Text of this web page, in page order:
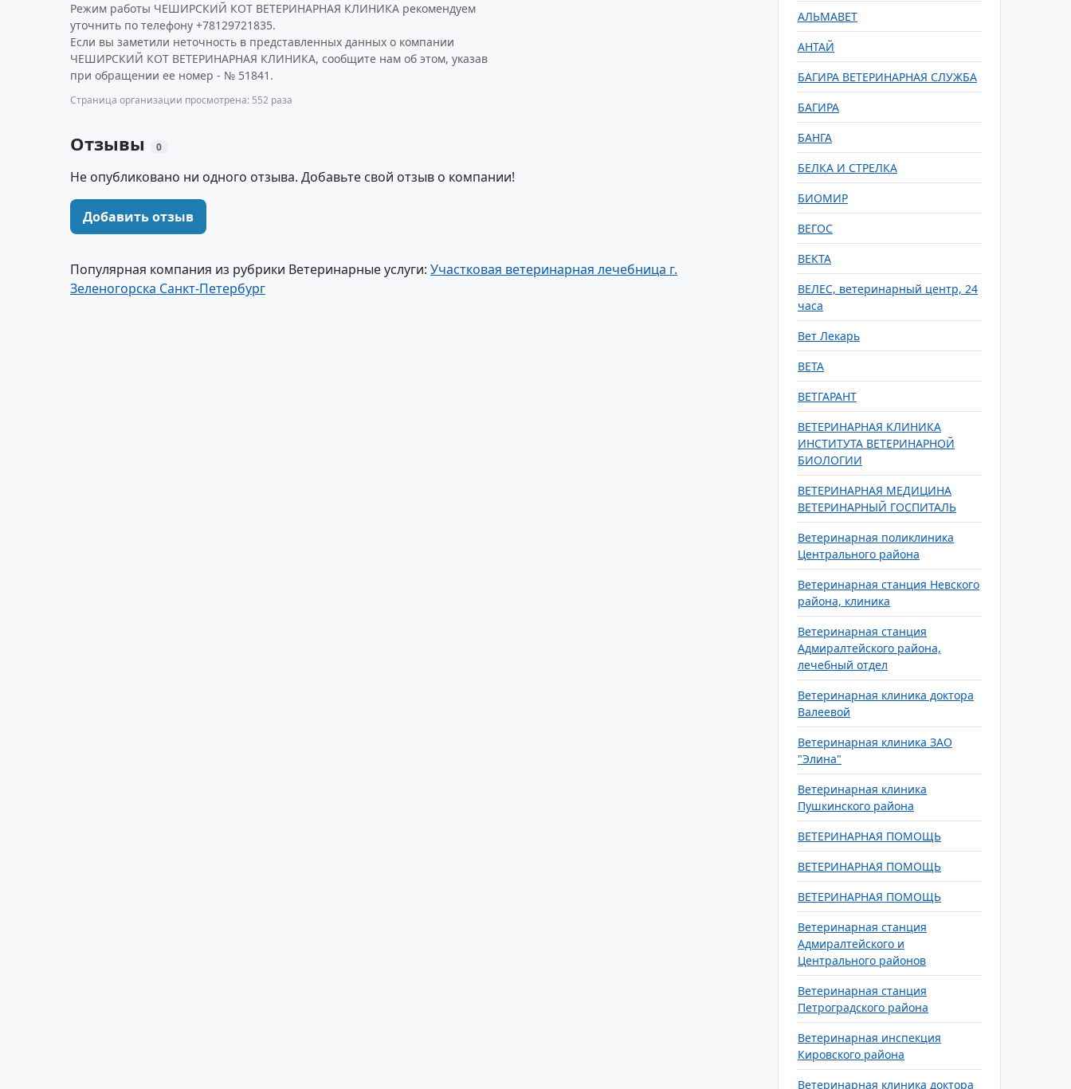
Режим работы ЧЕШИРСКИЙ КОТ ВЕТЕРИНАРНАЯ КЛИНИКА рекомендуем
уточнить по телефону +78129721835.
Если вы заметили неточность в представленных данных о компании
ЧЕШИРСКИЙ КОТ ВЕТЕРИНАРНАЯ КЛИНИКА, сообщите нам об этом, указав
при обращении ее номер - № 51841.
Страница организации просмотрена: 552 раза
Отзывы 0
Не опубликовано ни одного отзыва. Добавьте свой отзыв о компании!
Добавить отзыв
Популярная компания из рубрики Ветеринарные услуги: Участковая ветеринарная лечебница г.
Зеленогорска Санкт-Петербург
АЛЬМАВЕТ
АНТАЙ
БАГИРА ВЕТЕРИНАРНАЯ СЛУЖБА
БАГИРА
БАНГА
БЕЛКА И СТРЕЛКА
БИОМИР
ВЕГОС
ВЕКТА
ВЕЛЕС, ветеринарный центр, 24
часа
Вет Лекарь
ВЕТА
ВЕТГАРАНТ
ВЕТЕРИНАРНАЯ КЛИНИКА
ИНСТИТУТА ВЕТЕРИНАРНОЙ
БИОЛОГИИ
ВЕТЕРИНАРНАЯ МЕДИЦИНА
ВЕТЕРИНАРНЫЙ ГОСПИТАЛЬ
Ветеринарная поликлиника
Центрального района
Ветеринарная станция Невского
района, клиника
Ветеринарная станция
Адмиралтейского района,
лечебный отдел
Ветеринарная клиника доктора
Валеевой
Ветеринарная клиника ЗАО
"Элина"
Ветеринарная клиника
Пушкинского района
ВЕТЕРИНАРНАЯ ПОМОЩЬ
ВЕТЕРИНАРНАЯ ПОМОЩЬ
ВЕТЕРИНАРНАЯ ПОМОЩЬ
Ветеринарная станция
Адмиралтейского и
Центрального районов
Ветеринарная станция
Петроградского района
Ветеринарная инспекция
Кировского района
Ветеринарная клиника доктора